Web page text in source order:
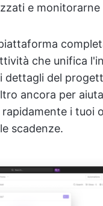
e monitorarne
che unifica
dettagli del
ancora per
i tuoi
scadenze.